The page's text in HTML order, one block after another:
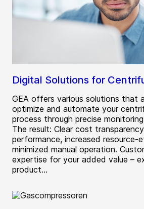
Digital Solutions for
GEA offers various solutions that
optimize and automate your
process through precise
The result: Clear cost
performance, increased resource-
minimized manual operation.
expertise for your added value –
product...